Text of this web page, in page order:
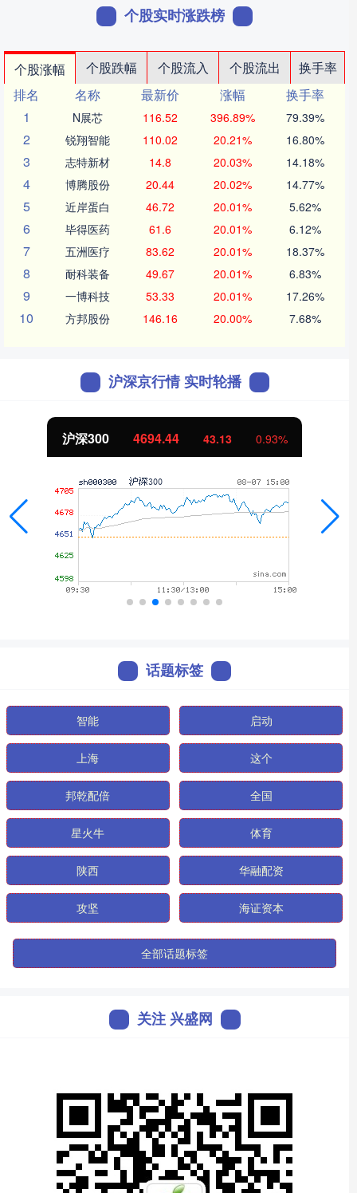
个股实时涨跌榜
个股涨幅 个股跌幅 个股流入 个股流出
换手率
排名
名称 最新价 涨幅
换手率
1
N展芯 116.52 396.89% 79.39%
2 锐翔智能 110.02 20.21% 16.80%
3 志特新材 14.8 20.03% 14.18%
4 博腾股份 20.44 20.02% 14.77%
5 近岸蛋白 46.72 20.01% 5.62%
6 毕得医药 61.6 20.01% 6.12%
7 五洲医疗 83.62 20.01% 18.37%
8 耐科装备 49.67 20.01% 6.83%
9 一博科技 53.33 20.01% 17.26%
10 方邦股份 146.16 20.00% 7.68%
沪深京行情 实时轮播
沪深300 4694.44 43.13 0.93%
话题标签
智能 启动
上海 这个
邦乾配倍 全国
星火牛 体育
陕西 华融配资
攻坚 海证资本
全部话题标签
关注 兴盛网